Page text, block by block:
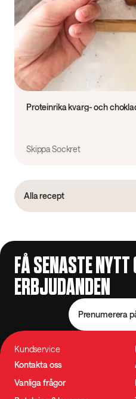
Proteinrika kvarg- och
Skippa Sockret
Alla recept
FÅ SENASTE NYTT
ERBJUDANDEN
Prenumerera
Kundservice
Kontakta oss
Vanliga frågor